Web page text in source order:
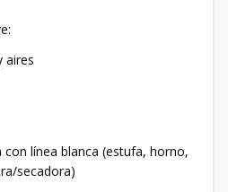
aires
línea blanca (estufa, horno,
secadora)